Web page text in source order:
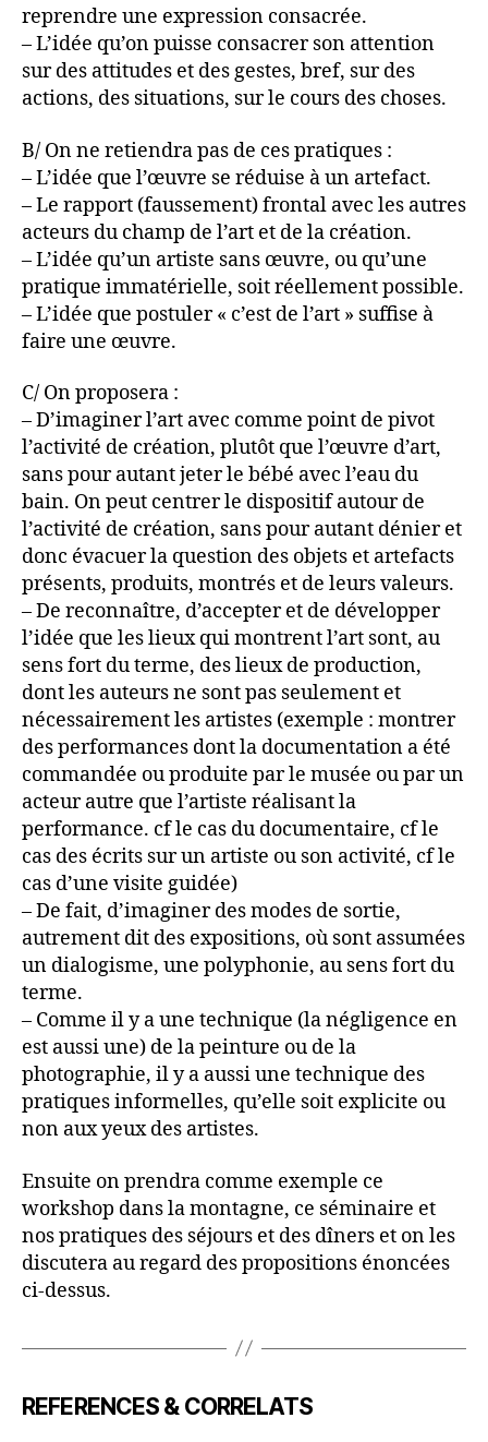
reprendre une expression consacrée.
– L’idée qu’on puisse consacrer son attention
sur des attitudes et des gestes, bref, sur des
actions, des situations, sur le cours des choses.
B/ On ne retiendra pas de ces pratiques :
– L’idée que l’œuvre se réduise à un artefact.
– Le rapport (faussement) frontal avec les autres
acteurs du champ de l’art et de la création.
– L’idée qu’un artiste sans œuvre, ou qu’une
pratique immatérielle, soit réellement possible.
– L’idée que postuler « c’est de l’art » suffise à
faire une œuvre.
C/ On proposera :
– D’imaginer l’art avec comme point de pivot
l’activité de création, plutôt que l’œuvre d’art,
sans pour autant jeter le bébé avec l’eau du
bain. On peut centrer le dispositif autour de
l’activité de création, sans pour autant dénier et
donc évacuer la question des objets et artefacts
présents, produits, montrés et de leurs valeurs.
– De reconnaître, d’accepter et de développer
l’idée que les lieux qui montrent l’art sont, au
sens fort du terme, des lieux de production,
dont les auteurs ne sont pas seulement et
nécessairement les artistes (exemple : montrer
des performances dont la documentation a été
commandée ou produite par le musée ou par un
acteur autre que l’artiste réalisant la
performance. cf le cas du documentaire, cf le
cas des écrits sur un artiste ou son activité, cf le
cas d’une visite guidée)
– De fait, d’imaginer des modes de sortie,
autrement dit des expositions, où sont assumées
un dialogisme, une polyphonie, au sens fort du
terme.
– Comme il y a une technique (la négligence en
est aussi une) de la peinture ou de la
photographie, il y a aussi une technique des
pratiques informelles, qu’elle soit explicite ou
non aux yeux des artistes.
Ensuite on prendra comme exemple ce
workshop dans la montagne, ce séminaire et
nos pratiques des séjours et des dîners et on les
discutera au regard des propositions énoncées
ci-dessus.
REFERENCES & CORRELATS